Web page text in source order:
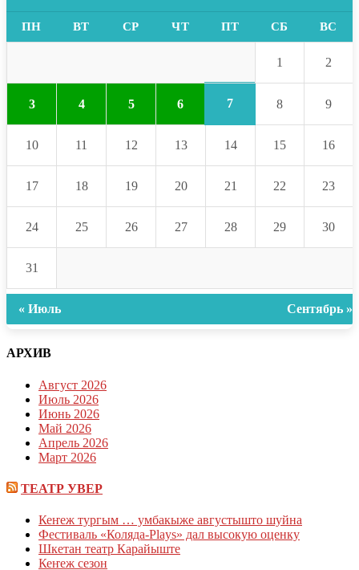
ПН ВТ СР ЧТ ПТ СБ ВС
1 2
3 4 5 6 7 8 9
10 11 12 13 14 15 16
17 18 19 20 21 22 23
24 25 26 27 28 29 30
31
« Июль Сентябрь »
АРХИВ
Август 2026
Июль 2026
Июнь 2026
Май 2026
Апрель 2026
Март 2026
ТЕАТР УВЕР
Кеҥеж тургым … умбакыже августышто шуйна
Фестиваль «Коляда-Plays» дал высокую оценку
Шкетан театр Карайыште
Кеҥеж сезон